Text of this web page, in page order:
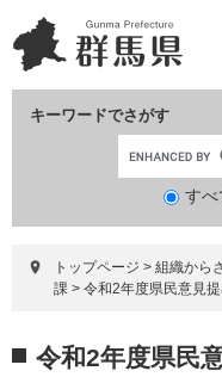
ー
ジ
ニ
ュ
て
キーワードでさがす
すべ
トップページ > 組織から
課 > 令和2年度県民意見
文 令和2年度県民